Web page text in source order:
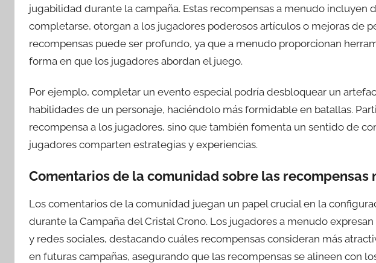
jugabilidad durante la campaña. Estas recompensas a menudo incluyen
completarse, otorgan a los jugadores poderosos artículos o mejoras de
recompensas puede ser profundo, ya que a menudo proporcionan
forma en que los jugadores abordan el juego.
Por ejemplo, completar un evento especial podría desbloquear un
habilidades de un personaje, haciéndolo más formidable en batallas.
recompensa a los jugadores, sino que también fomenta un sentido de
jugadores comparten estrategias y experiencias.
Comentarios de la comunidad sobre las recompensas
Los comentarios de la comunidad juegan un papel crucial en la
durante la Campaña del Cristal Crono. Los jugadores a menudo
y redes sociales, destacando cuáles recompensas consideran más
en futuras campañas, asegurando que las recompensas se alineen con